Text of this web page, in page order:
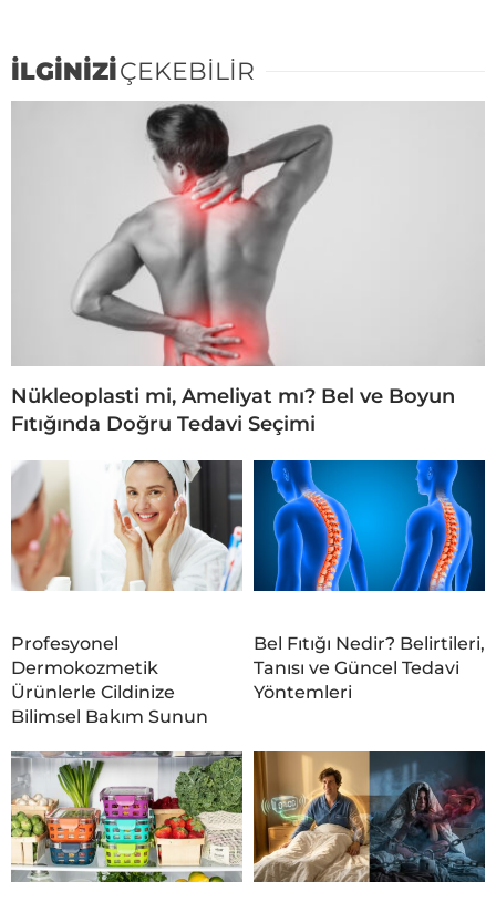
İLGİNİZİÇEKEBİLİR
Nükleoplasti mi, Ameliyat mı? Bel ve Boyun
Fıtığında Doğru Tedavi Seçimi
Profesyonel
Dermokozmetik
Ürünlerle Cildinize
Bilimsel Bakım Sunun
Bel Fıtığı Nedir? Belirtileri,
Tanısı ve Güncel Tedavi
Yöntemleri